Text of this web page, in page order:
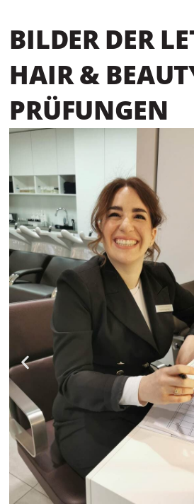
BILDER DER
HAIR &
PRÜFUNGEN